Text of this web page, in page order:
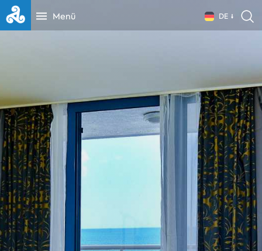
Menü DE